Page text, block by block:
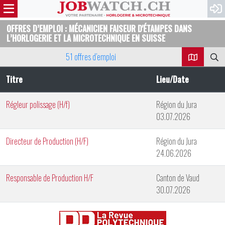
OFFRES D’EMPLOI : MÉCANICIEN FAISEUR D'ÉTAMPES DANS
L’HORLOGERIE ET LA MICROTECHNIQUE EN SUISSE
51 offres d’emploi
Titre
Lieu/Date
Régleur polissage (H/f)
Région du Jura
03.07.2026
Directeur de Production (H/F)
Région du Jura
24.06.2026
Responsable de Production H/F
Canton de Vaud
30.07.2026